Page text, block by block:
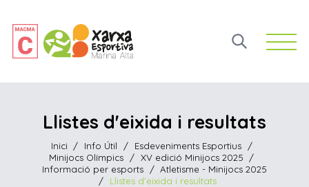
Open
Llistes d'eixida i resultats
Inici / Info Útil / Esdeveniments Esportius
/
Minijocs Olímpics
/ XV edició Minijocs 2025
/
Informació per esports
/ Atletisme - Minijocs 2025
/
Llistes d'eixida i resultats